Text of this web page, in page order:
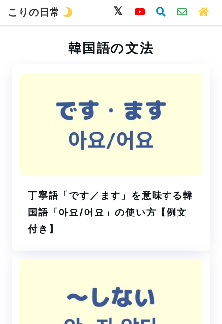
韓国語 旅行 留学 ワーホリ 生活
韓国語の文法
丁寧語「です／ます」を意味する韓
国語「아요/어요」の使い方【例文
付き】
こりの日常